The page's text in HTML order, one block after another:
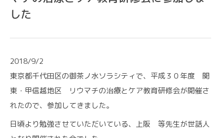
した
2018/9/2
東京都千代田区の御茶ノ水ソラシティで、平成３０年度 関
東・甲信越地区 リウマチの治療とケア教育研修会が開催さ
れたので、参加してきました。
日頃より勉強させていただいている、上阪 等先生が世話人